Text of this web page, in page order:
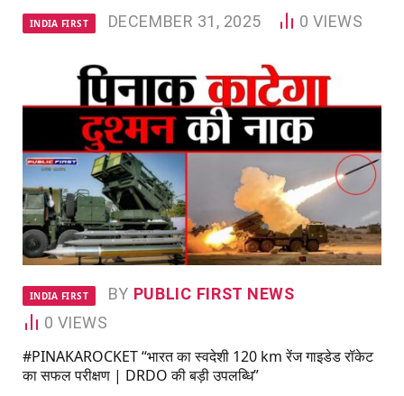
INDIA FIRST DECEMBER 31, 2025 0 VIEWS
INDIA FIRST BY PUBLIC FIRST NEWS
0 VIEWS
#PINAKAROCKET “भारत का स्वदेशी 120 km रेंज गाइडेड रॉकेट
का सफल परीक्षण | DRDO की बड़ी उपलब्धि”